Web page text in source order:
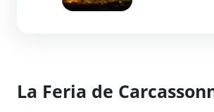
La Feria de